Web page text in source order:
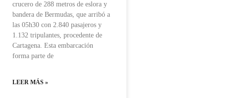
crucero de 288 metros de eslora y
bandera de Bermudas, que arribó a
las 05h30 con 2.840 pasajeros y
1.132 tripulantes, procedente de
Cartagena. Esta embarcación
forma parte de
LEER MÁS »